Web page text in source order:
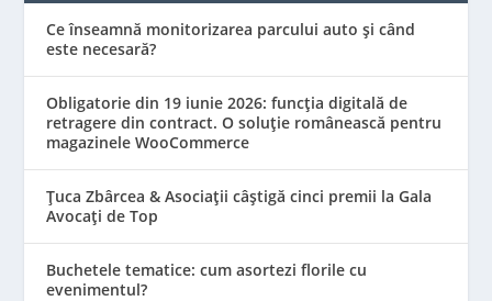
Ce înseamnă monitorizarea parcului auto și când
este necesară?
Obligatorie din 19 iunie 2026: funcția digitală de
retragere din contract. O soluție românească pentru
magazinele WooCommerce
Țuca Zbârcea & Asociații câștigă cinci premii la Gala
Avocați de Top
Buchetele tematice: cum asortezi florile cu
evenimentul?